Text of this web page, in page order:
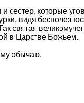
которые
видя
святая
в Царстве Божьем.
обычаю.